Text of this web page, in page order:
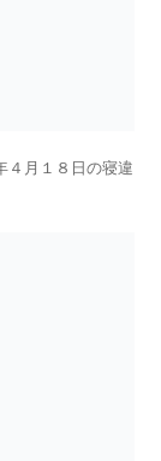
４月１８日の寝違